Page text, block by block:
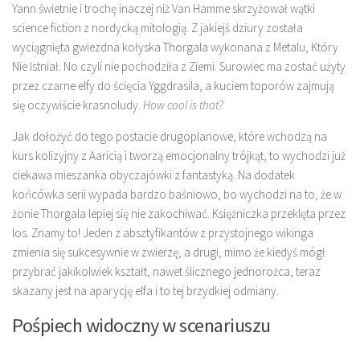
Yann świetnie i trochę inaczej niż Van Hamme skrzyżował wątki
science fiction z nordycką mitologią. Z jakiejś dziury została
wyciągnięta gwiezdna kołyska Thorgala wykonana z Metalu, Który
Nie Istniał. No czyli nie pochodziła z Ziemi. Surowiec ma zostać użyty
przez czarne elfy do ścięcia Yggdrasila, a kuciem toporów zajmują
się oczywiście krasnoludy. How cool is that?
Jak dołożyć do tego postacie drugoplanowe, które wchodzą na
kurs kolizyjny z Aaricią i tworzą emocjonalny trójkąt, to wychodzi już
ciekawa mieszanka obyczajówki z fantastyką. Na dodatek
końcówka serii wypada bardzo baśniowo, bo wychodzi na to, że w
żonie Thorgala lepiej się nie zakochiwać. Księżniczka przeklęta przez
los. Znamy to! Jeden z absztyfikantów z przystojnego wikinga
zmienia się sukcesywnie w zwierzę, a drugi, mimo że kiedyś mógł
przybrać jakikolwiek kształt, nawet ślicznego jednorożca, teraz
skazany jest na aparycję elfa i to tej brzydkiej odmiany.
Pośpiech widoczny w scenariuszu